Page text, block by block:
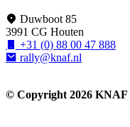
Duwboot 85
3991 CG Houten
+31 (0) 88 00 47 888
rally@knaf.nl
© Copyright 2026 KNAF